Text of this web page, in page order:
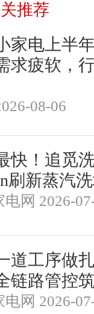
推荐
家电上半
求疲软，
08-06
快！追觅
刷新蒸汽
电网 2026-
道工序做
链路管控
电网 2026-